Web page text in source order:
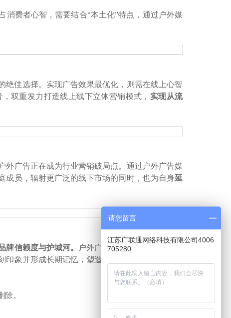
消费者心智，需要结合“本土化”特点，通过户外媒
绝佳选择。实现广告效果最优化，则需在线上心智
，双重发力打造线上线下立体营销模式， 实现从流
外广告正在成为行业营销破局点。通过户外广告媒
成员，辐射更广泛的线下市场的同时，也为自身延
牌信赖度与护城河。
户外广告作为品牌长期主义建
象并形成长期记忆，塑造品牌力，构建品牌护城
。
请您留言
江苏广联通网络科技有限公司4006
705280